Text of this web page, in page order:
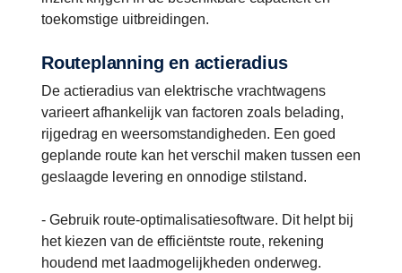
toekomstige uitbreidingen.
Routeplanning en actieradius
De actieradius van elektrische vrachtwagens
varieert afhankelijk van factoren zoals belading,
rijgedrag en weersomstandigheden​. Een goed
geplande route kan het verschil maken tussen een
geslaagde levering en onnodige stilstand.
- Gebruik route-optimalisatiesoftware. Dit helpt bij
het kiezen van de efficiëntste route, rekening
houdend met laadmogelijkheden onderweg.